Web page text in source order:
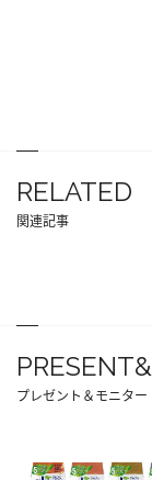
RELATED
関連記事
プレゼント＆モニター